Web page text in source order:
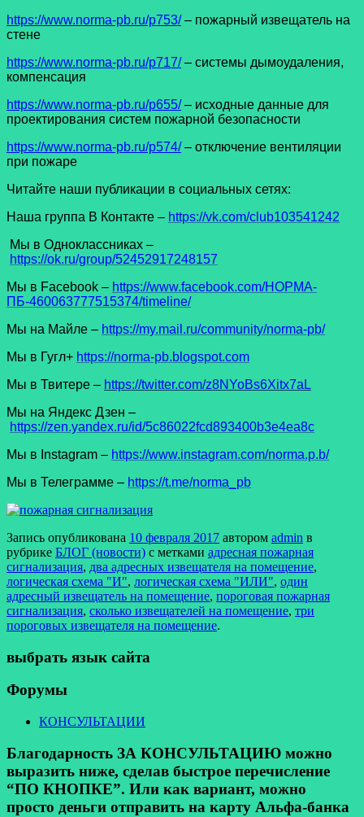
https://www.norma-pb.ru/p753/– пожарный извещатель на
стене
https://www.norma-pb.ru/p717/– системы дымоудаления,
компенсация
https://www.norma-pb.ru/p655/– исходные данные для
проектирования систем пожарной безопасности
https://www.norma-pb.ru/p574/– отключение вентиляции
при пожаре
Читайте наши публикации в социальных сетях:
Наша группа В Контакте – https://vk.com/club103541242
Мы в Одноклассниках –
https://ok.ru/group/52452917248157
Мы в Facеbook – https://www.facebook.com/НОРМА-
ПБ-460063777515374/timeline/
Мы на Майле – https://my.mail.ru/community/norma-pb/
Мы в Гугл+ https://norma-pb.blogspot.com
Мы в Твитере – https://twitter.com/z8NYoBs6Xitx7aL
Мы на Яндекс Дзен –
https://zen.yandex.ru/id/5c86022fcd893400b3e4ea8c
Мы в Instagram – https://www.instagram.com/norma.p.b/
Мы в Телеграмме – https://t.me/norma_pb
Запись опубликована 10 февраля 2017 автором admin в
рубрике БЛОГ (новости) с метками адресная пожарная
сигнализация, два адресных извещателя на помещение,
логическая схема "И", логическая схема "ИЛИ", один
адресный извещатель на помещение, пороговая пожарная
сигнализация, сколько извещателей на помещение, три
пороговых извещателя на помещение.
выбрать язык сайта
Форумы
КОНСУЛЬТАЦИИ
Благодарность ЗА КОНСУЛЬТАЦИЮ можно
выразить ниже, сделав быстрое перечисление
“ПО КНОПКЕ”. Или как вариант, можно
просто деньги отправить на карту Альфа-банка